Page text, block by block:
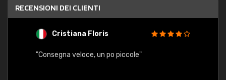
RECENSIONI DEI CLIENTI
Cristiana Floris
"Consegna veloce, un po piccole"